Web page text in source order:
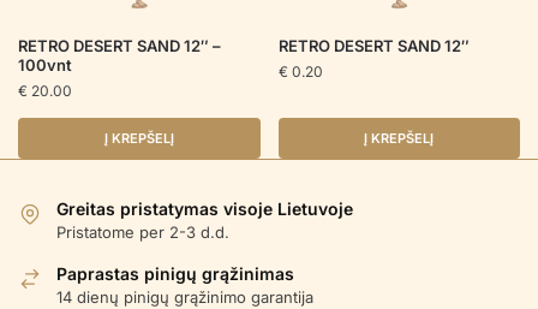
RETRO DESERT SAND 12″ –
100vnt
€ 20.00
Į KREPŠELĮ
RETRO DESERT SAND 12″
€ 0.20
Į KREPŠELĮ
Greitas pristatymas visoje Lietuvoje
Pristatome per 2-3 d.d.
Paprastas pinigų grąžinimas
14 dienų pinigų grąžinimo garantija